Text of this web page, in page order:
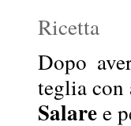
Ricetta
Dopo
teglia
Salaree